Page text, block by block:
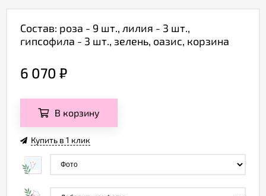
Состав: роза - 9 шт., лилия - 3 шт.,
гипсофила - 3 шт., зелень, оазис, корзина
6 070 ₽
В корзину
Купить в 1 клик